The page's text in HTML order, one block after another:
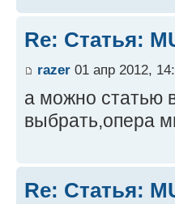
Re: Статья:
razer 01 апр 2012,
а можно статью
выбрать,опера
Re: Статья: